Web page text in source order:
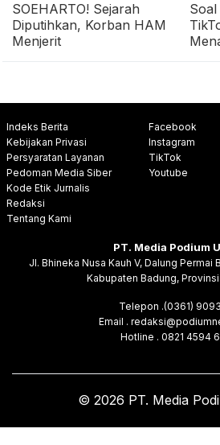
SOEHARTO! Sejarah
Diputihkan, Korban HAM
Menjerit
Indeks Berita
Kebijakan Privasi
Persyaratan Layanan
Pedoman Media Siber
Kode Etik Jurnalis
Redaksi
Tentang Kami
Facebook
Instagram
TikTok
Youtube
PT. Media Podium
Jl. Bhineka Nusa Kauh V, Dalung Permai
Kabupaten Badung,
Telepon .(0361)
Email .
Hotline . 0821 4594
© 2026 PT. Media